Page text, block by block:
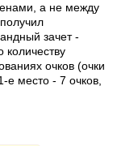
а не между
зачет -
очков (очки
е место - 7 очков,